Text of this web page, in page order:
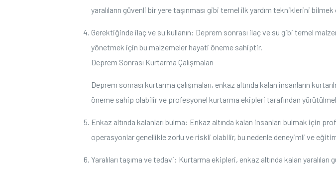
yaralıların güvenli bir yere taşınması gibi temel ilk yardım tekniklerini
Gerektiğinde ilaç ve su kullanın: Deprem sonrası ilaç ve su gibi temel
yönetmek için bu malzemeler hayati öneme sahiptir.
Deprem Sonrası Kurtarma Çalışmaları
Deprem sonrası kurtarma çalışmaları, enkaz altında kalan insanların
öneme sahip olabilir ve profesyonel kurtarma ekipleri tarafından
Enkaz altında kalanları bulma: Enkaz altında kalan insanları bulmak için
operasyonlar genellikle zorlu ve riskli olabilir, bu nedenle deneyimli ve
Yaralıları taşıma ve tedavi: Kurtarma ekipleri, enkaz altında kalan